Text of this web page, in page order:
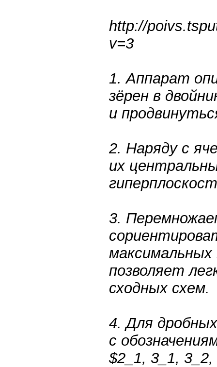
http://
v=3
1. Аппарат
зёрен в
и
2. Наряду с
их
3.
максимальных
позволяет
сходных схем.
4. Для
с
$2_1, 3_1,